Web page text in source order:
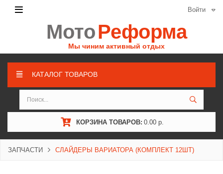
Войти
МотоРеформа
Мы чиним активный отдых
КАТАЛОГ ТОВАРОВ
КОРЗИНА ТОВАРОВ: 0.00 р.
ЗАПЧАСТИ СЛАЙДЕРЫ ВАРИАТОРА (КОМПЛЕКТ 12ШТ)